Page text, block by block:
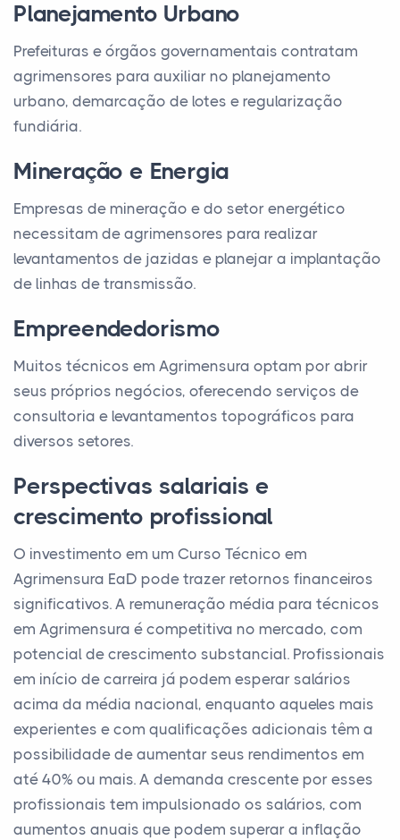
Planejamento Urbano
Prefeituras e órgãos governamentais contratam
agrimensores para auxiliar no planejamento
urbano, demarcação de lotes e regularização
fundiária.
Mineração e Energia
Empresas de mineração e do setor energético
necessitam de agrimensores para realizar
levantamentos de jazidas e planejar a implantação
de linhas de transmissão.
Empreendedorismo
Muitos técnicos em Agrimensura optam por abrir
seus próprios negócios, oferecendo serviços de
consultoria e levantamentos topográficos para
diversos setores.
Perspectivas salariais e
crescimento profissional
O investimento em um Curso Técnico em
Agrimensura EaD pode trazer retornos financeiros
significativos. A remuneração média para técnicos
em Agrimensura é competitiva no mercado, com
potencial de crescimento substancial. Profissionais
em início de carreira já podem esperar salários
acima da média nacional, enquanto aqueles mais
experientes e com qualificações adicionais têm a
possibilidade de aumentar seus rendimentos em
até 40% ou mais. A demanda crescente por esses
profissionais tem impulsionado os salários, com
aumentos anuais que podem superar a inflação